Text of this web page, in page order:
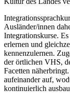
Ausländer/innen
Integrationskurse.
erlernen und
kennenzulernen.
der örtlichen VHS,
Facetten
aufeinander auf,
kontinuierlich